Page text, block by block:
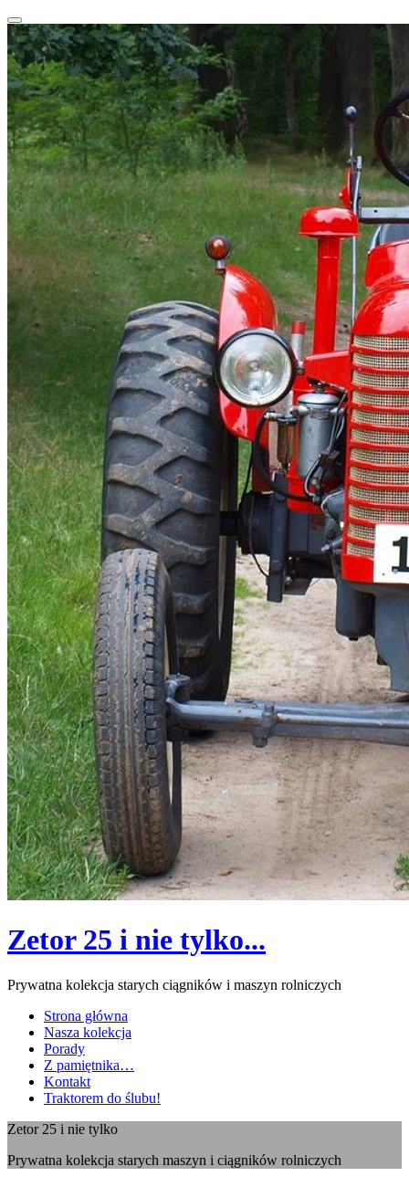
Przeskocz
do
treści
Przełącz
nawigację
Zetor 25 i nie tylko...
Prywatna kolekcja starych ciągników i maszyn rolniczych
Strona główna
Nasza kolekcja
Porady
Z pamiętnika…
Kontakt
Traktorem do ślubu!
Zetor 25 i nie tylko
Prywatna kolekcja starych maszyn i ciągników rolniczych